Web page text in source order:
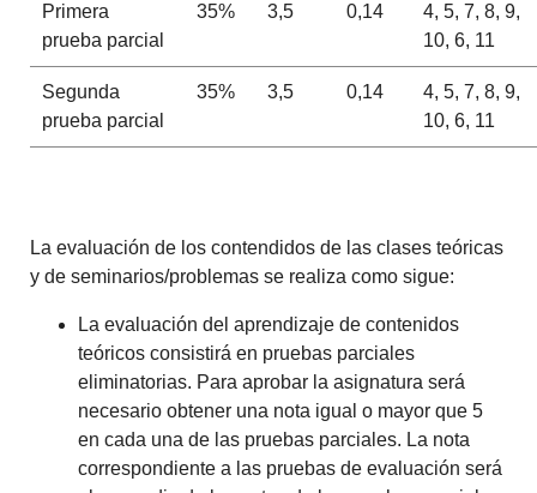
Primera
prueba parcial
35% 3,5 0,14
4, 5, 7, 8, 9,
10, 6, 11
Segunda
prueba parcial
35% 3,5 0,14
4, 5, 7, 8, 9,
10, 6, 11
La evaluación de los contendidos de las clases teóricas
y de seminarios/problemas se realiza como sigue:
La evaluación del aprendizaje de contenidos
teóricos consistirá en pruebas parciales
eliminatorias. Para aprobar la asignatura será
necesario obtener una nota igual o mayor que 5
en cada una de las pruebas parciales. La nota
correspondiente a las pruebas de evaluación será